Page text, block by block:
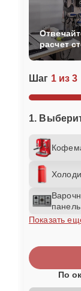
Шаг 1 из 3
1.
панель
Показать
расчет
По